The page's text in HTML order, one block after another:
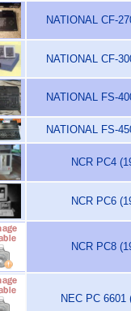
NATIONAL CF-
NATIONAL CF-
NATIONAL FS-
NATIONAL FS-
NCR PC4
NCR PC6
NCR PC8
NEC PC 6601